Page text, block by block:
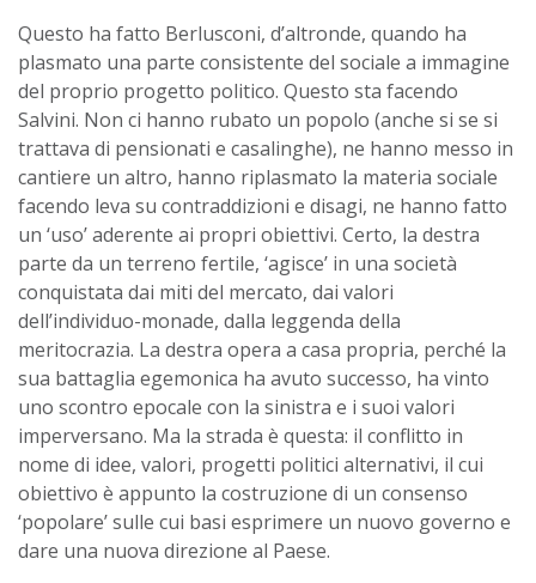
Questo ha fatto Berlusconi, d’altronde, quando ha
plasmato una parte consistente del sociale a immagine
del proprio progetto politico. Questo sta facendo
Salvini. Non ci hanno rubato un popolo (anche si se si
trattava di pensionati e casalinghe), ne hanno messo in
cantiere un altro, hanno riplasmato la materia sociale
facendo leva su contraddizioni e disagi, ne hanno fatto
un ‘uso’ aderente ai propri obiettivi. Certo, la destra
parte da un terreno fertile, ‘agisce’ in una società
conquistata dai miti del mercato, dai valori
dell’individuo-monade, dalla leggenda della
meritocrazia. La destra opera a casa propria, perché la
sua battaglia egemonica ha avuto successo, ha vinto
uno scontro epocale con la sinistra e i suoi valori
imperversano. Ma la strada è questa: il conflitto in
nome di idee, valori, progetti politici alternativi, il cui
obiettivo è appunto la costruzione di un consenso
‘popolare’ sulle cui basi esprimere un nuovo governo e
dare una nuova direzione al Paese.